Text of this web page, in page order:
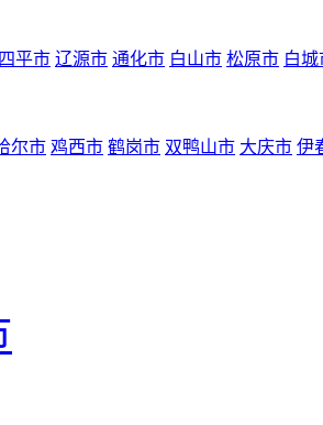
四平市 辽源市 通化市 白山市 松原市 白城
尔市 鸡西市 鹤岗市 双鸭山市 大庆市 伊